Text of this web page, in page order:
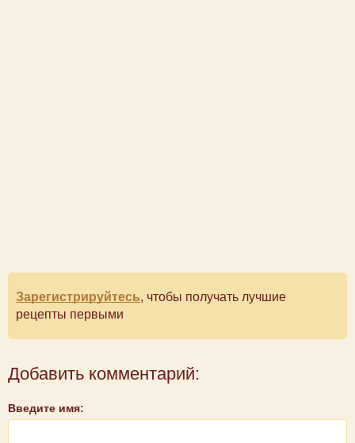
Зарегистрируйтесь, чтобы получать лучшие
рецепты первыми
Добавить комментарий:
Введите имя: